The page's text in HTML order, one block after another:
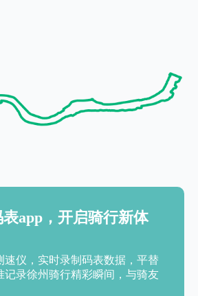
app，开启骑行新体
速仪，实时录制码表数据，平替
记录徐州骑行精彩瞬间，与骑友